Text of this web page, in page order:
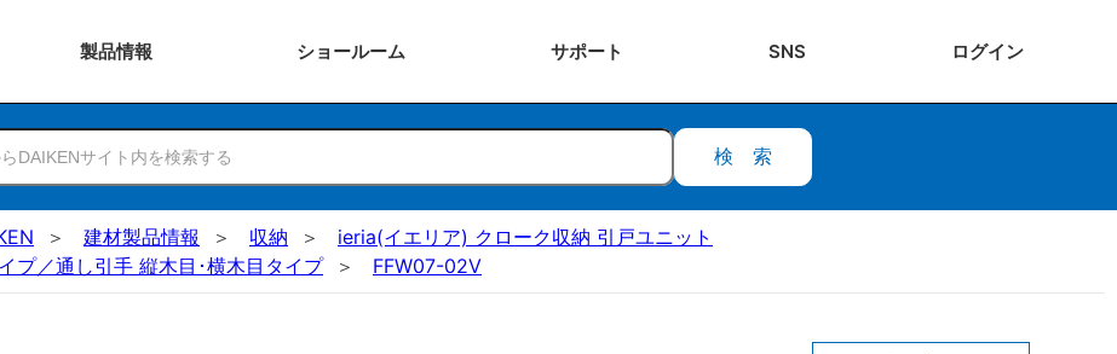
製品情報 ショールーム サポート SNS ログイン
検索
建材製品情報 収納
ieria(イエリア) クローク収納 引戸ユニット
プ／通し引手 縦木目･横木目タイプ
FFW07-02V